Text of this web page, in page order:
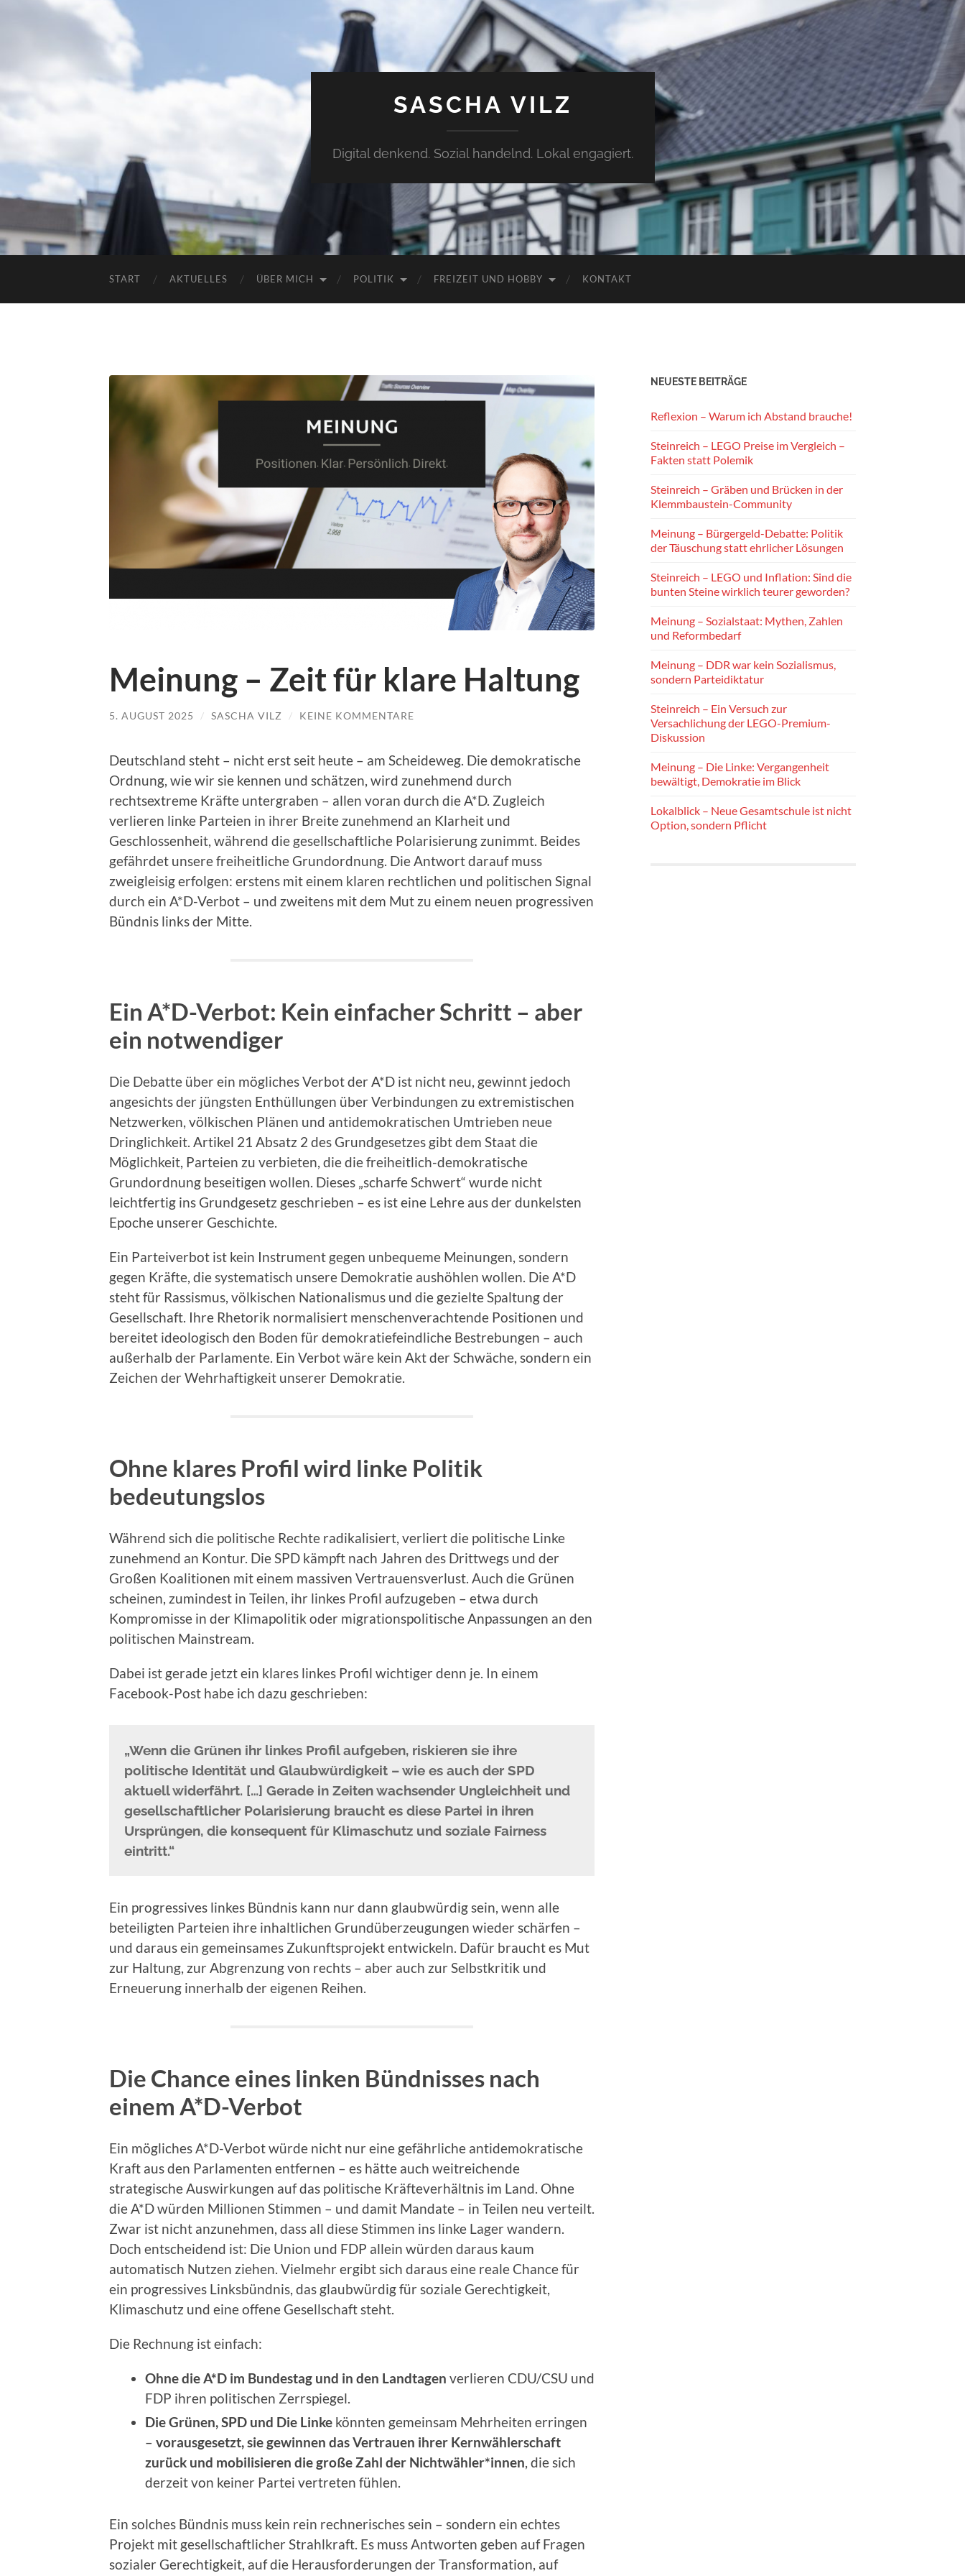
SASCHA VILZ
Digital denkend. Sozial handelnd. Lokal engagiert.
START AKTUELLES ÜBER MICH POLITIK FREIZEIT UND HOBBY KONTAKT
Meinung – Zeit für klare Haltung
5. AUGUST 2025 / SASCHA VILZ / KEINE KOMMENTARE
Deutschland steht – nicht erst seit heute – am Scheideweg. Die demokratische
Ordnung, wie wir sie kennen und schätzen, wird zunehmend durch
rechtsextreme Kräfte untergraben – allen voran durch die A*D. Zugleich
verlieren linke Parteien in ihrer Breite zunehmend an Klarheit und
Geschlossenheit, während die gesellschaftliche Polarisierung zunimmt. Beides
gefährdet unsere freiheitliche Grundordnung. Die Antwort darauf muss
zweigleisig erfolgen: erstens mit einem klaren rechtlichen und politischen Signal
durch ein A*D-Verbot – und zweitens mit dem Mut zu einem neuen progressiven
Bündnis links der Mitte.
Ein A*D-Verbot: Kein einfacher Schritt – aber
ein notwendiger
Die Debatte über ein mögliches Verbot der A*D ist nicht neu, gewinnt jedoch
angesichts der jüngsten Enthüllungen über Verbindungen zu extremistischen
Netzwerken, völkischen Plänen und antidemokratischen Umtrieben neue
Dringlichkeit. Artikel 21 Absatz 2 des Grundgesetzes gibt dem Staat die
Möglichkeit, Parteien zu verbieten, die die freiheitlich-demokratische
Grundordnung beseitigen wollen. Dieses „scharfe Schwert“ wurde nicht
leichtfertig ins Grundgesetz geschrieben – es ist eine Lehre aus der dunkelsten
Epoche unserer Geschichte.
Ein Parteiverbot ist kein Instrument gegen unbequeme Meinungen, sondern
gegen Kräfte, die systematisch unsere Demokratie aushöhlen wollen. Die A*D
steht für Rassismus, völkischen Nationalismus und die gezielte Spaltung der
Gesellschaft. Ihre Rhetorik normalisiert menschenverachtende Positionen und
bereitet ideologisch den Boden für demokratiefeindliche Bestrebungen – auch
außerhalb der Parlamente. Ein Verbot wäre kein Akt der Schwäche, sondern ein
Zeichen der Wehrhaftigkeit unserer Demokratie.
Ohne klares Profil wird linke Politik
bedeutungslos
Während sich die politische Rechte radikalisiert, verliert die politische Linke
zunehmend an Kontur. Die SPD kämpft nach Jahren des Drittwegs und der
Großen Koalitionen mit einem massiven Vertrauensverlust. Auch die Grünen
scheinen, zumindest in Teilen, ihr linkes Profil aufzugeben – etwa durch
Kompromisse in der Klimapolitik oder migrationspolitische Anpassungen an den
politischen Mainstream.
Dabei ist gerade jetzt ein klares linkes Profil wichtiger denn je. In einem
Facebook-Post habe ich dazu geschrieben:
„Wenn die Grünen ihr linkes Profil aufgeben, riskieren sie ihre
politische Identität und Glaubwürdigkeit – wie es auch der SPD
aktuell widerfährt. […] Gerade in Zeiten wachsender Ungleichheit und
gesellschaftlicher Polarisierung braucht es diese Partei in ihren
Ursprüngen, die konsequent für Klimaschutz und soziale Fairness
eintritt.“
Ein progressives linkes Bündnis kann nur dann glaubwürdig sein, wenn alle
beteiligten Parteien ihre inhaltlichen Grundüberzeugungen wieder schärfen –
und daraus ein gemeinsames Zukunftsprojekt entwickeln. Dafür braucht es Mut
zur Haltung, zur Abgrenzung von rechts – aber auch zur Selbstkritik und
Erneuerung innerhalb der eigenen Reihen.
Die Chance eines linken Bündnisses nach
einem A*D-Verbot
Ein mögliches A*D-Verbot würde nicht nur eine gefährliche antidemokratische
Kraft aus den Parlamenten entfernen – es hätte auch weitreichende
strategische Auswirkungen auf das politische Kräfteverhältnis im Land. Ohne
die A*D würden Millionen Stimmen – und damit Mandate – in Teilen neu verteilt.
Zwar ist nicht anzunehmen, dass all diese Stimmen ins linke Lager wandern.
Doch entscheidend ist: Die Union und FDP allein würden daraus kaum
automatisch Nutzen ziehen. Vielmehr ergibt sich daraus eine reale Chance für
ein progressives Linksbündnis, das glaubwürdig für soziale Gerechtigkeit,
Klimaschutz und eine offene Gesellschaft steht.
Die Rechnung ist einfach:
Ohne die A*D im Bundestag und in den Landtagen verlieren CDU/CSU und
FDP ihren politischen Zerrspiegel.
Die Grünen, SPD und Die Linke könnten gemeinsam Mehrheiten erringen
– vorausgesetzt, sie gewinnen das Vertrauen ihrer Kernwählerschaft
zurück und mobilisieren die große Zahl der Nichtwähler*innen, die sich
derzeit von keiner Partei vertreten fühlen.
Ein solches Bündnis muss kein rein rechnerisches sein – sondern ein echtes
Projekt mit gesellschaftlicher Strahlkraft. Es muss Antworten geben auf Fragen
sozialer Gerechtigkeit, auf die Herausforderungen der Transformation, auf
NEUESTE BEITRÄGE
Reflexion – Warum ich Abstand brauche!
Steinreich – LEGO Preise im Vergleich –
Fakten statt Polemik
Steinreich – Gräben und Brücken in der
Klemmbaustein-Community
Meinung – Bürgergeld-Debatte: Politik
der Täuschung statt ehrlicher Lösungen
Steinreich – LEGO und Inflation: Sind die
bunten Steine wirklich teurer geworden?
Meinung – Sozialstaat: Mythen, Zahlen
und Reformbedarf
Meinung – DDR war kein Sozialismus,
sondern Parteidiktatur
Steinreich – Ein Versuch zur
Versachlichung der LEGO-Premium-
Diskussion
Meinung – Die Linke: Vergangenheit
bewältigt, Demokratie im Blick
Lokalblick – Neue Gesamtschule ist nicht
Option, sondern Pflicht